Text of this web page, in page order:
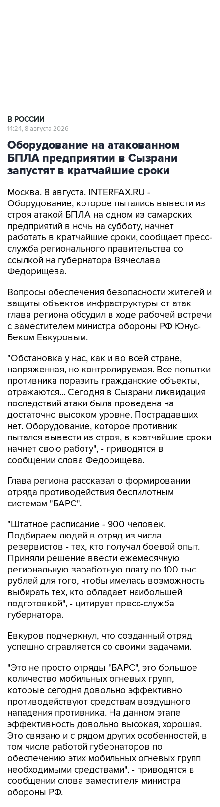
В РОССИИ
14:24, 8 августа 2026
Оборудование на атакованном
БПЛА предприятии в Сызрани
запустят в кратчайшие сроки
Москва. 8 августа. INTERFAX.RU -
Оборудование, которое пытались вывести из
строя атакой БПЛА на одном из самарских
предприятий в ночь на субботу, начнет
работать в кратчайшие сроки, сообщает пресс-
служба регионального правительства со
ссылкой на губернатора Вячеслава
Федорищева.
Вопросы обеспечения безопасности жителей и
защиты объектов инфраструктуры от атак
глава региона обсудил в ходе рабочей встречи
с заместителем министра обороны РФ Юнус-
Беком Евкуровым.
"Обстановка у нас, как и во всей стране,
напряженная, но контролируемая. Все попытки
противника поразить гражданские объекты,
отражаются... Сегодня в Сызрани ликвидация
последствий атаки была проведена на
достаточно высоком уровне. Пострадавших
нет. Оборудование, которое противник
пытался вывести из строя, в кратчайшие сроки
начнет свою работу", - приводятся в
сообщении слова Федорищева.
Глава региона рассказал о формировании
отряда противодействия беспилотным
системам "БАРС".
"Штатное расписание - 900 человек.
Подбираем людей в отряд из числа
резервистов - тех, кто получал боевой опыт.
Приняли решение ввести ежемесячную
региональную заработную плату по 100 тыс.
рублей для того, чтобы имелась возможность
выбирать тех, кто обладает наибольшей
подготовкой", - цитирует пресс-служба
губернатора.
Евкуров подчеркнул, что созданный отряд
успешно справляется со своими задачами.
"Это не просто отряды "БАРС", это большое
количество мобильных огневых групп,
которые сегодня довольно эффективно
противодействуют средствам воздушного
нападения противника. На данном этапе
эффективность довольно высокая, хорошая.
Это связано и с рядом других особенностей, в
том числе работой губернаторов по
обеспечению этих мобильных огневых групп
необходимыми средствами", - приводятся в
сообщении слова заместителя министра
обороны РФ.